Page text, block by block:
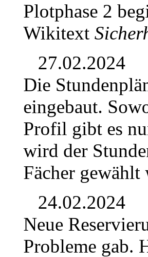
Plotphase 2
Wikitext
27.02.2024
Die
eingebaut.
Profil gibt es
wird der
Fächer gewählt
24.02.2024
Neue
Probleme gab.